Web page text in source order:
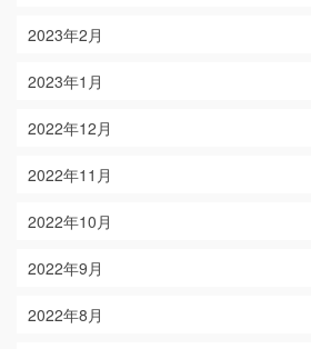
2023年2月
2023年1月
2022年12月
2022年11月
2022年10月
2022年9月
2022年8月